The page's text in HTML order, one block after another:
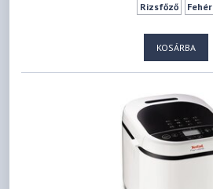
Rizsfőző Fehér
KOSÁRBA